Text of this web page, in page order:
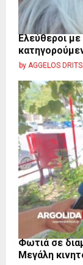
Ελεύθεροι
by AGGELOS
Φωτιά σε
Μεγάλη